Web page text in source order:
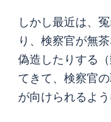
しかし最近は、
り、検察官が無
偽造したりする
てきて、検察官
が向けられるよ